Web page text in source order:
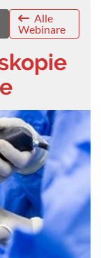
Alle
Webinare